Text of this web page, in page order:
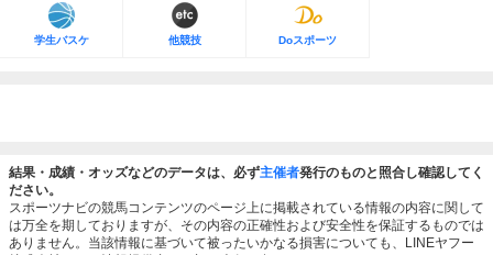
学生バスケ 他競技 Doスポーツ
結果・成績・オッズなどのデータは、必ず主催者発行のものと照合し確認してく
ださい。
スポーツナビの競馬コンテンツのページ上に掲載されている情報の内容に関して
は万全を期しておりますが、その内容の正確性および安全性を保証するものでは
ありません。当該情報に基づいて被ったいかなる損害についても、LINEヤフー